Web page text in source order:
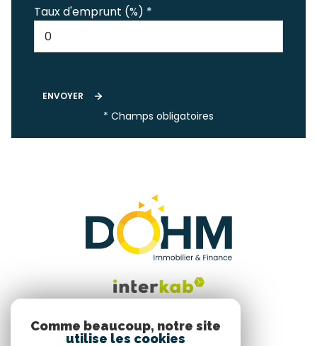
Taux d'emprunt (%) *
ENVOYER
* Champs obligatoires
Comme beaucoup, notre site
utilise les cookies